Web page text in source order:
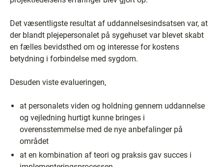
Det væsentligste resultat af uddannelsesindsatsen var, at
der blandt plejepersonalet på sygehuset var blevet skabt
en fælles bevidsthed om og interesse for kostens
betydning i forbindelse med sygdom.
Desuden viste evalueringen,
at personalets viden og holdning gennem uddannelse
og vejledning hurtigt kunne bringes i
overensstemmelse med de nye anbefalinger på
området
at en kombination af teori og praksis gav succes i